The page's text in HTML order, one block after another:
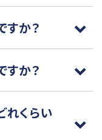
か？
か？
れくらい